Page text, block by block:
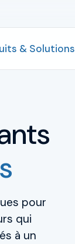
& Solutions
pour
qui
à un